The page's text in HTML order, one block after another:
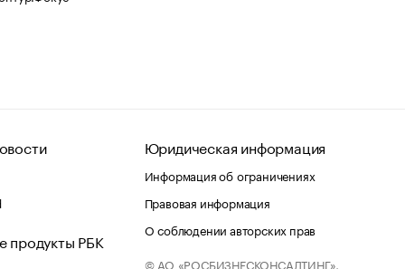
продукты РБК
Юридическая информация
Информация об ограничениях
Правовая информация
О соблюдении авторских прав
© АО «РОСБИЗНЕСКОНСАЛТИНГ»,